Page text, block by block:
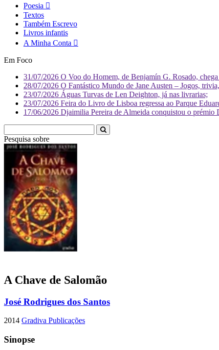
Poesia
Textos
Também Escrevo
Livros infantis
A Minha Conta
Em Foco
31/07/2026 O Voo do Homem, de Benjamín G. Rosado,
28/07/2026 O Fantástico Mundo de Jane Austen – Jogos,
23/07/2026 Águas Turvas de Len Deighton, já nas livrarias;
23/07/2026 Feira do Livro de Lisboa regressa ao Parque
17/06/2026 Djaimilia Pereira de Almeida conquistou o
Pesquisa sobre
A Chave de Salomão
José Rodrigues dos Santos
2014 Gradiva Publicações
Sinopse